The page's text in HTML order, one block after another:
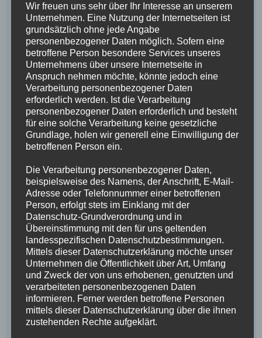
Wir freuen uns sehr über Ihr Interesse an unserem
Unternehmen. Eine Nutzung der Internetseiten ist
grundsätzlich ohne jede Angabe
personenbezogener Daten möglich. Sofern eine
betroffene Person besondere Services unseres
Unternehmens über unsere Internetseite in
Anspruch nehmen möchte, könnte jedoch eine
Verarbeitung personenbezogener Daten
erforderlich werden. Ist die Verarbeitung
personenbezogener Daten erforderlich und besteht
für eine solche Verarbeitung keine gesetzliche
Grundlage, holen wir generell eine Einwilligung der
betroffenen Person ein.
Die Verarbeitung personenbezogener Daten,
beispielsweise des Namens, der Anschrift, E-Mail-
Adresse oder Telefonnummer einer betroffenen
Person, erfolgt stets im Einklang mit der
Datenschutz-Grundverordnung und in
Übereinstimmung mit den für uns geltenden
landesspezifischen Datenschutzbestimmungen.
Mittels dieser Datenschutzerklärung möchte unser
Unternehmen die Öffentlichkeit über Art, Umfang
und Zweck der von uns erhobenen, genutzten und
verarbeiteten personenbezogenen Daten
informieren. Ferner werden betroffene Personen
mittels dieser Datenschutzerklärung über die ihnen
zustehenden Rechte aufgeklärt.